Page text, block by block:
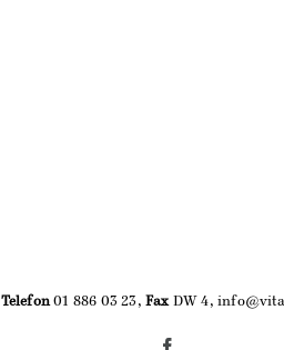
Telefon01 886 03 23,FaxDW 4,